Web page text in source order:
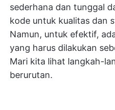
sederhana dan tunggal
kode untuk kualitas dan
Namun, untuk efektif,
yang harus dilakukan
Mari kita lihat langkah-
berurutan.